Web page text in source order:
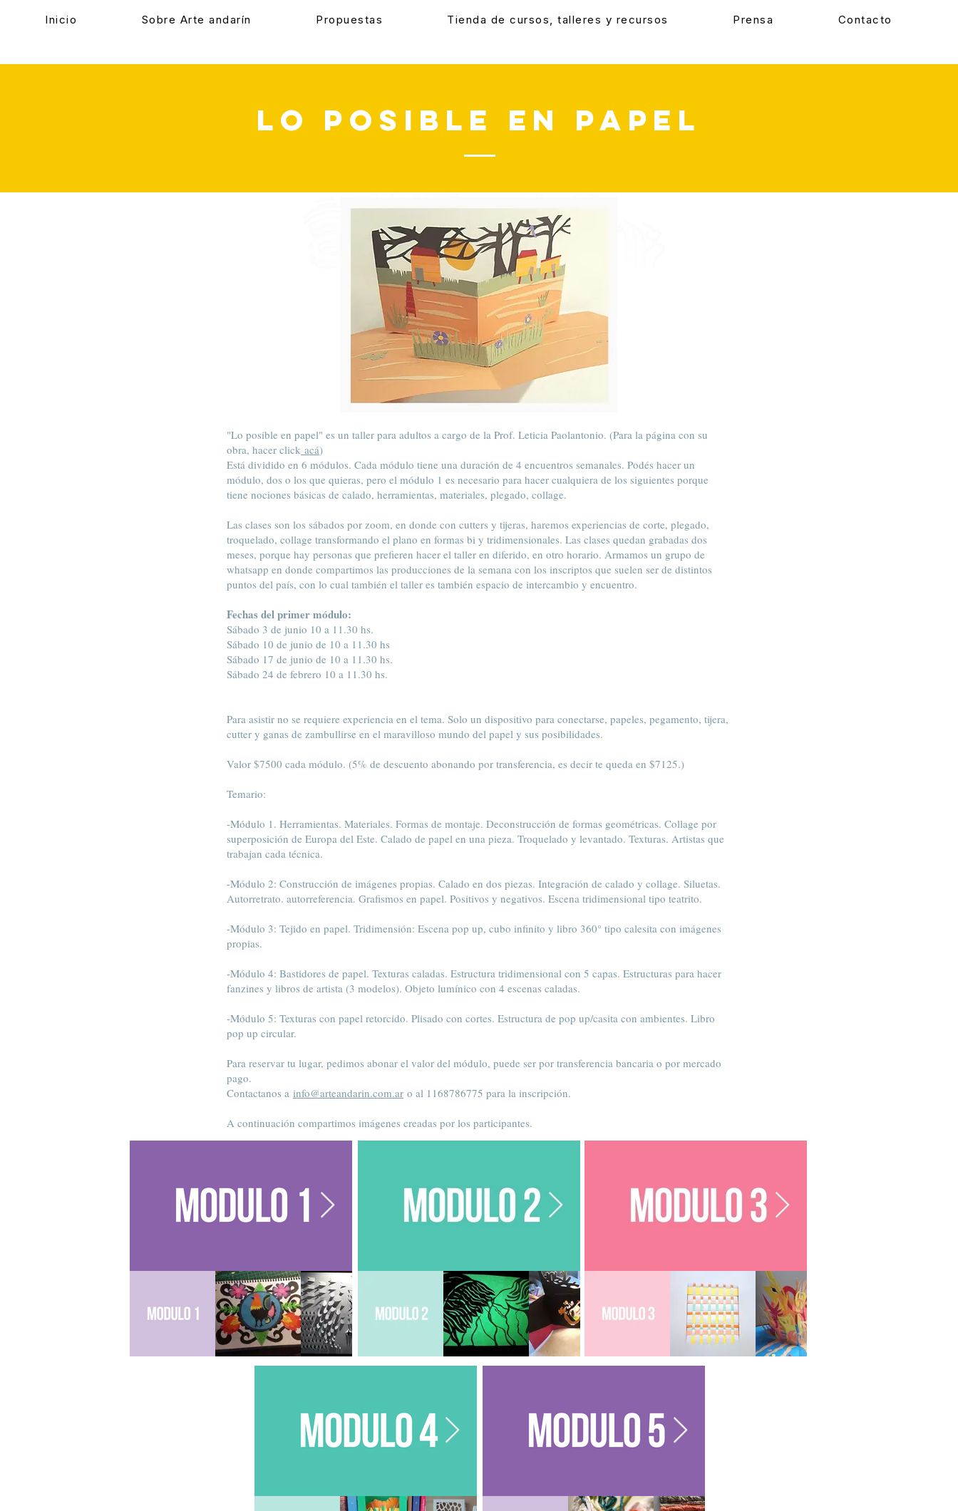
Inicio Sobre Arte andarín Propuestas Tienda de cursos, talleres y recursos Prensa Contacto
lo posible en papel
"Lo posible en papel" es un taller para adultos a cargo de la Prof. Leticia Paolantonio. (Para la página con su
obra, hacer click acá)
Está dividido en 6 módulos. Cada módulo tiene una duración de 4 encuentros semanales. Podés hacer un
módulo, dos o los que quieras, pero el módulo 1 es necesario para hacer cualquiera de los siguientes porque
tiene nociones básicas de calado, herramientas, materiales, plegado, collage.
Las clases son los sábados por zoom, en donde con cutters y tijeras, haremos experiencias de corte, plegado,
troquelado, collage transformando el plano en formas bi y tridimensionales. Las clases quedan grabadas dos
meses, porque hay personas que prefieren hacer el taller en diferido, en otro horario. Armamos un grupo de
whatsapp en donde compartimos las producciones de la semana con los inscriptos que suelen ser de distintos
puntos del país, con lo cual también el taller es también espacio de intercambio y encuentro.
Fechas del primer módulo:
Sábado 3 de junio 10 a 11.30 hs.
Sábado 10 de junio de 10 a 11.30 hs
Sábado 17 de junio de 10 a 11.30 hs.
Sábado 24 de febrero 10 a 11.30 hs.
Para asistir no se requiere experiencia en el tema. Solo un dispositivo para conectarse, papeles, pegamento, tijera,
cutter y ganas de zambullirse en el maravilloso mundo del papel y sus posibilidades.
Valor $7500 cada módulo. (5% de descuento abonando por transferencia, es decir te queda en $7125.)
Temario:
-Módulo 1. Herramientas. Materiales. Formas de montaje. Deconstrucción de formas geométricas. Collage por
superposición de Europa del Este. Calado de papel en una pieza. Troquelado y levantado. Texturas. Artistas que
trabajan cada técnica.
-Módulo 2: Construcción de imágenes propias. Calado en dos piezas. Integración de calado y collage. Siluetas.
Autorretrato. autorreferencia. Grafismos en papel. Positivos y negativos. Escena tridimensional tipo teatrito.
-Módulo 3: Tejido en papel. Tridimensión: Escena pop up, cubo infinito y libro 360° tipo calesita con imágenes
propias.
-Módulo 4: Bastidores de papel. Texturas caladas. Estructura tridimensional con 5 capas. Estructuras para hacer
fanzines y libros de artista (3 modelos). Objeto lumínico con 4 escenas caladas.
-Módulo 5: Texturas con papel retorcido. Plisado con cortes. Estructura de pop up/casita con ambientes. Libro
pop up circular.
Para reservar tu lugar, pedimos abonar el valor del módulo, puede ser por transferencia bancaria o por mercado
pago.
Contactanos a info@arteandarin.com.ar o al 1168786775 para la inscripción.
A continuación compartimos imágenes creadas por los participantes.